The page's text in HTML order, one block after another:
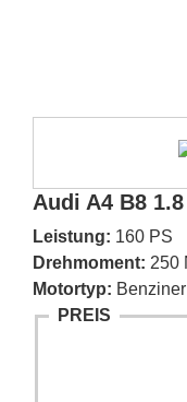
Audi A4 B8 1.8
Leistung: 160 PS
Drehmoment: 250
Motortyp: Benziner
PREIS